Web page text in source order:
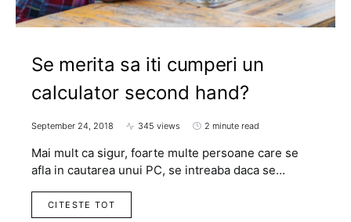
Se merita sa iti cumperi un
calculator second hand?
September 24, 2018 345 views 2 minute read
Mai mult ca sigur, foarte multe persoane care se
afla in cautarea unui PC, se intreaba daca se…
CITESTE TOT